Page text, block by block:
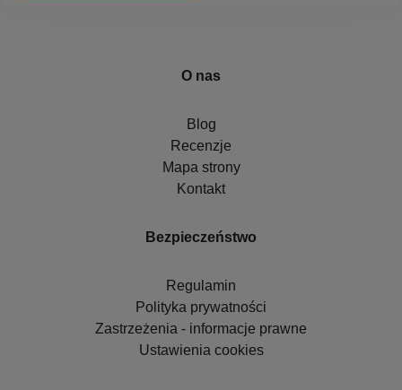
O nas
Blog
Recenzje
Mapa strony
Kontakt
Bezpieczeństwo
Regulamin
Polityka prywatności
Zastrzeżenia - informacje prawne
Ustawienia cookies